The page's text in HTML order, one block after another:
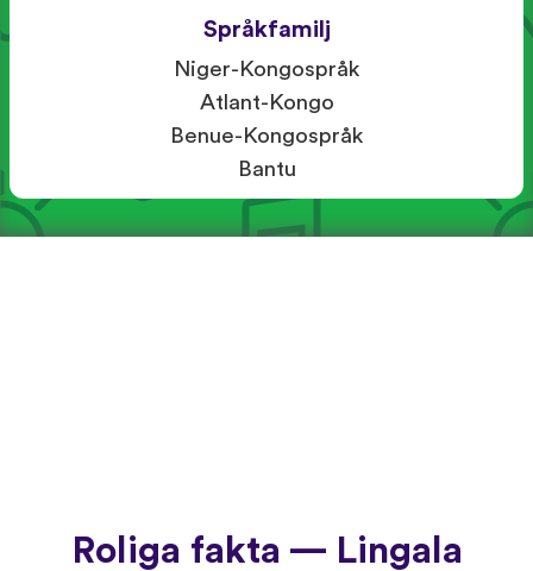
Språkfamilj
Niger-Kongospråk
Atlant-Kongo
Benue-Kongospråk
Bantu
Roliga fakta — Lingala